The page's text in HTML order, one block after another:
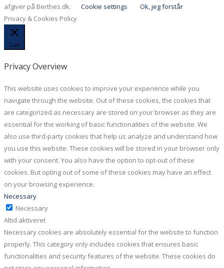
afgiver på Berthes.dk.
Cookie settings
Ok, jeg forstår
Privacy & Cookies Policy
Luk
Privacy Overview
This website uses cookies to improve your experience while you
navigate through the website. Out of these cookies, the cookies that
are categorized as necessary are stored on your browser as they are
essential for the working of basic functionalities of the website. We
also use third-party cookies that help us analyze and understand how
you use this website. These cookies will be stored in your browser only
with your consent. You also have the option to opt-out of these
cookies. But opting out of some of these cookies may have an effect
on your browsing experience.
Necessary
Necessary
Altid aktiveret
Necessary cookies are absolutely essential for the website to function
properly. This category only includes cookies that ensures basic
functionalities and security features of the website. These cookies do